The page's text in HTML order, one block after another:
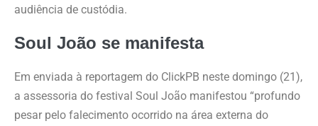
audiência de custódia.
Soul João se manifesta
Em enviada à reportagem do ClickPB neste domingo (21),
a assessoria do festival Soul João manifestou “profundo
pesar pelo falecimento ocorrido na área externa do